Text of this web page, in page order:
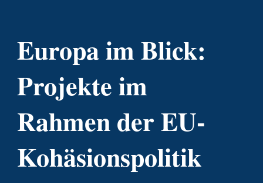
Europa im Blick:
Projekte im
Rahmen der EU-
Kohäsionspolitik